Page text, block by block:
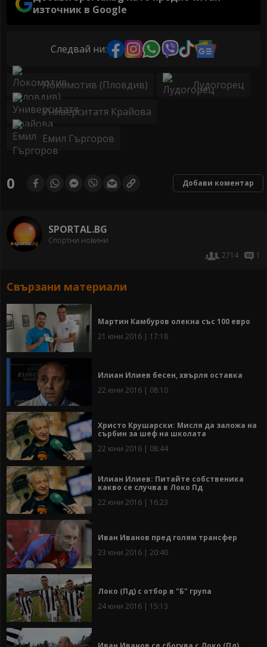
източник в Google
Следвай ни:
Локомотив (Пловдив) Лудогорец
Университатя Крайова
Емил Гъргоров
0 Добави коментар
SPORTAL.BG
Спортни новини
2714
1
Свързани материали
Мартин Камбуров олекна със 100 евро
21 юни 2016 | 17:18
Илиан Илиев бесен, хвърля оставка
22 юни 2016 | 08:10
Христо Крушарски: Мисля да заложа на
сърбин за шеф на школата
22 юни 2016 | 08:44
Илиан Илиев: Питайте собственика
какво се случва в Локо Пд
22 юни 2016 | 16:23
Иван Иванов пред голям трансфер
23 юни 2016 | 20:40
Локо (Пд) с отбор в "Б" група
24 юни 2016 | 15:13